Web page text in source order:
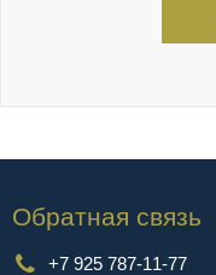
Обратная связь
+7 925 787-11-77